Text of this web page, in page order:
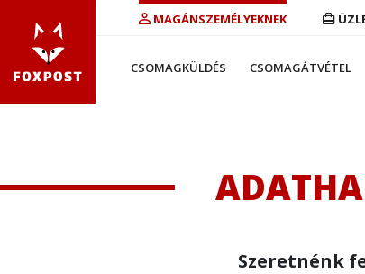
MAGÁNSZEMÉLYEKNEK
CSOMAGKÜLDÉS CSOMAGÁTVÉTEL
Szeretnénk